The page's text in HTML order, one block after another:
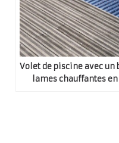
Volet de piscine avec un
lames chauffantes